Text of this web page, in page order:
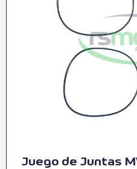
Juego de Juntas